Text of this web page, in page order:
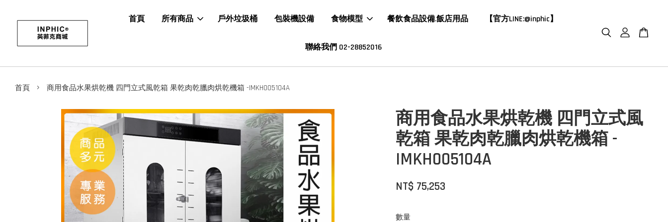
首頁 所有商品 戶外垃圾桶 包裝機設備 食物模型 餐飲食品設備.飯店用品 【官方LINE:@inphic】
聯絡我們 02-28852016
首頁 › 商用食品水果烘乾機 四門立式風乾箱 果乾肉乾臘肉烘乾機箱 -IMKH005104A
商用食品水果烘乾機 四門立式風
乾箱 果乾肉乾臘肉烘乾機箱 -
IMKH005104A
NT$ 75,253
數量